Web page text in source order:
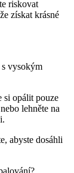
riskovat
získat krásné
vysokým
si opálit pouze
lehněte na
abyste dosáhli